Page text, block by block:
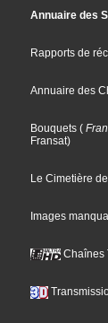
Annuaire des
Rapports de
Annuaire des
Bouquets (
Fransat)
Le Cimetière
Images
Chaînes